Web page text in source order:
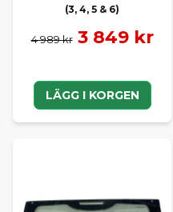
(3, 4, 5 & 6)
4 989 kr 3 849 kr
LÄGG I KORGEN